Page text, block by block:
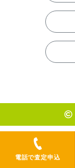
電話で査定申込